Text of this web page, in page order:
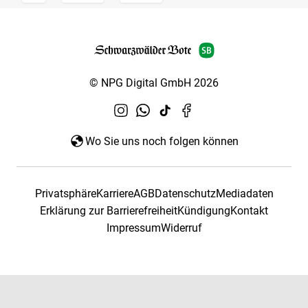
© NPG Digital GmbH 2026
Wo Sie uns noch folgen können
PrivatsphäreKarriereAGBDatenschutzMediadaten
Erklärung zur BarrierefreiheitKündigungKontakt
ImpressumWiderruf